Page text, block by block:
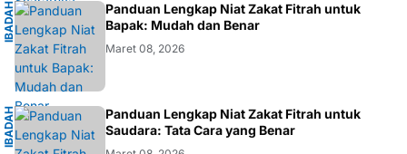
I
B
A
DA
H
I
S
L
AM
Panduan Lengkap Niat Zakat Fitrah untuk
Bapak: Mudah dan Benar
Maret 08, 2026
I
B
A
DA
H
I
S
L
AM
Panduan Lengkap Niat Zakat Fitrah untuk
Saudara: Tata Cara yang Benar